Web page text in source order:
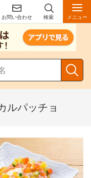
お問い合わせ 検索 メニュー
ルパッチョ